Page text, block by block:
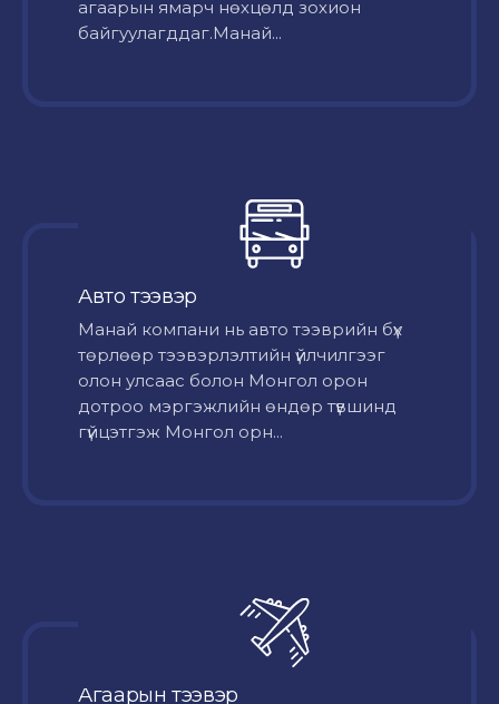
агаарын ямарч нөхцөлд зохион
байгуулагддаг.Манай...
Авто тээвэр
Mанай компани нь авто тээврийн бүх
төрлөөр тээвэрлэлтийн үйлчилгээг
олон улсаас болон Монгол орон
дотроо мэргэжлийн өндөр түвшинд
гүйцэтгэж Монгол орн...
Агаарын тээвэр